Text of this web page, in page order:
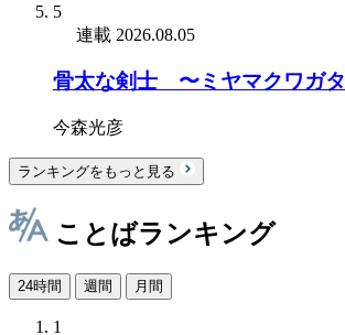
5
連載 2026.08.05
骨太な剣士 〜ミヤマクワガタ
今森光彦
ランキングをもっと見る
ことばランキング
24時間 週間 月間
1